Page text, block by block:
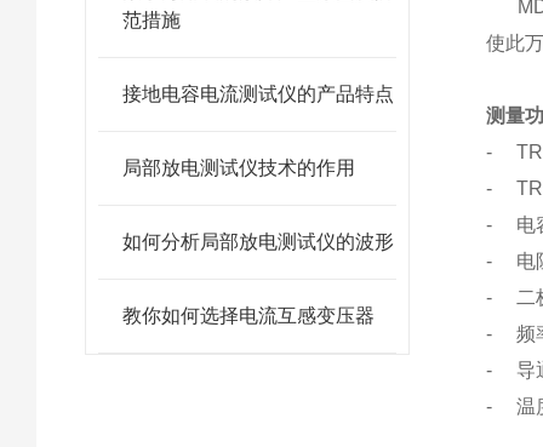
范措施
接地电容电流测试仪的产品特点
局部放电测试仪技术的作用
如何分析局部放电测试仪的波形
教你如何选择电流互感变压器
MD
使此
测量
-
-
- 电
- 电
- 二
- 频
- 导
- 温